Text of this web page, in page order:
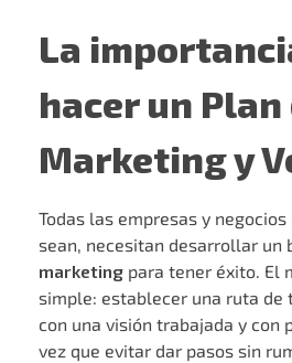
La
hacer un Plan
Marketing y
Todas las empresas y
sean, necesitan desarrollar un
marketing para tener éxito. El
simple: establecer una ruta de
con una visión trabajada y con
vez que evitar dar pasos sin